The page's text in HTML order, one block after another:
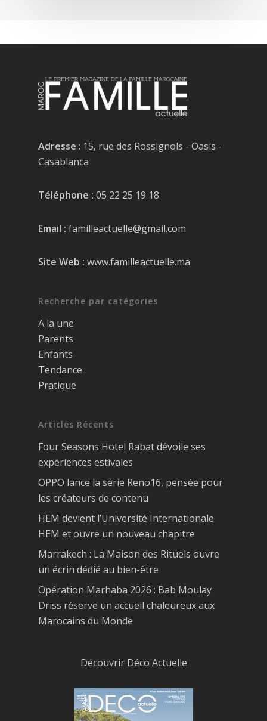
Adresse : 15, rue des Rossignols - Oasis -
Casablanca
Téléphone : 05 22 25 19 18
Email : familleactuelle@gmail.com
Site Web : www.familleactuelle.ma
Recherche par catégories
A la une
Parents
Enfants
Tendance
Pratique
Articles Récents
Four Seasons Hotel Rabat dévoile ses
expériences estivales
OPPO lance la série Reno16, pensée pour
les créateurs de contenu
HEM devient l’Université Internationale
HEM et ouvre un nouveau chapitre
Marrakech : La Maison des Rituels ouvre
un écrin dédié au bien-être
Opération Marhaba 2026 : Bab Moulay
Driss réserve un accueil chaleureux aux
Marocains du Monde
Découvrir Déco Actuelle